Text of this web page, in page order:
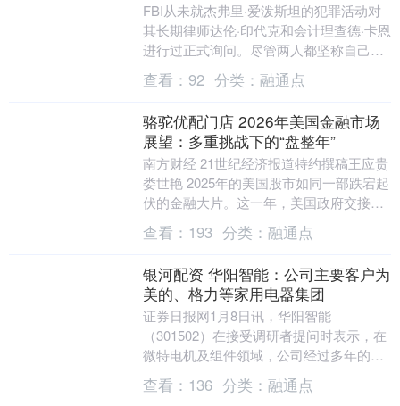
FBI从未就杰弗里·爱泼斯坦的犯罪活动对
其长期律师达伦·印代克和会计理查德·卡恩
进行过正式询问。尽管两人都坚称自己并
不知情爱泼斯坦的犯罪行为，但这一问题
引起了广....
查看： 92 分类： 融通点
骆驼优配门店 2026年美国金融市场
展望：多重挑战下的“盘整年”
南方财经 21世纪经济报道特约撰稿王应贵
娄世艳 2025年的美国股市如同一部跌宕起
伏的金融大片。这一年，美国政府交接带
来的政策不确定性、所谓的“对等关税”形
成的....
查看： 193 分类： 融通点
银河配资 华阳智能：公司主要客户为
美的、格力等家用电器集团
证券日报网1月8日讯，华阳智能
（301502）在接受调研者提问时表示，在
微特电机及组件领域，公司经过多年的行
业积累与发展，已成为行业内重要企业之
一，具有较高的知....
查看： 136 分类： 融通点